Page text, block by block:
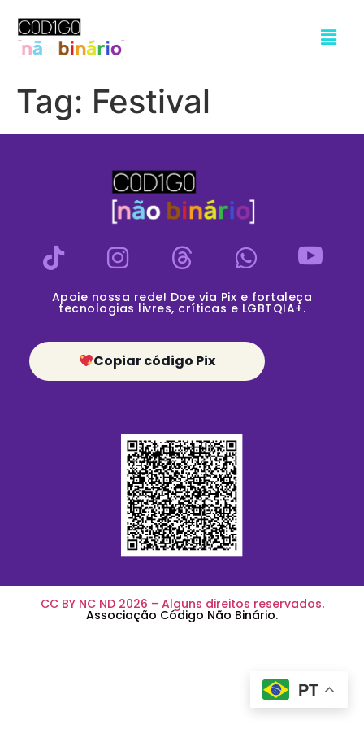
Tag: Festival
Apoie nossa rede! Doe via Pix e fortaleça
tecnologias livres, críticas e LGBTQIA+.
Copiar código Pix
CC BY NC ND 2026 – Alguns direitos reservados.
Associação Código Não Binário.
PT